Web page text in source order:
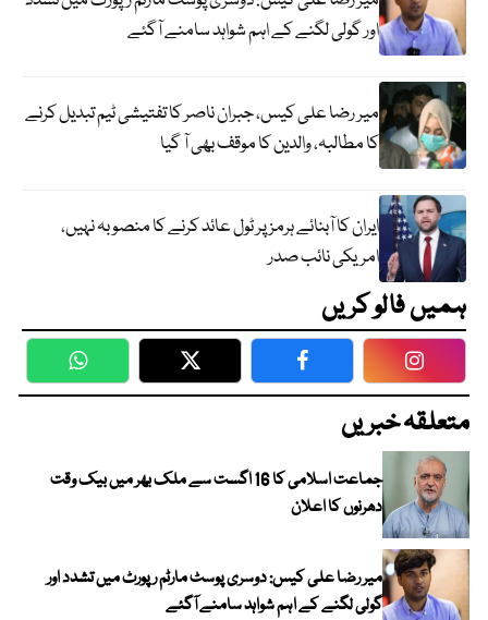
اور گولی لگنے کے اہم شواہد سامنے آگئے
میر رضا علی کیس، جبران ناصر کا تفتیشی ٹیم تبدیل کرنے
کا مطالبہ، والدین کا موقف بھی آ گیا
ایران کا آبنائے ہرمز پر ٹول عائد کرنے کا منصوبہ نہیں،
امریکی نائب صدر
ہمیں فالو کریں
WhatsApp Twitter Facebook
متعلقہ خبریں
جماعت اسلامی کا 16 اگست سے ملک بھر میں بیک وقت
دھرنوں کا اعلان
میر رضا علی کیس: دوسری پوسٹ مارٹم رپورٹ میں تشدد اور
گولی لگنے کے اہم شواہد سامنے آگئے